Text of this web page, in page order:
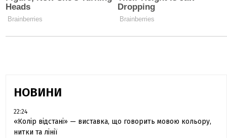
НОВИНИ
22:24
«Колір відстані» — виставка, що говорить мовою кольору,
нитки та лінії